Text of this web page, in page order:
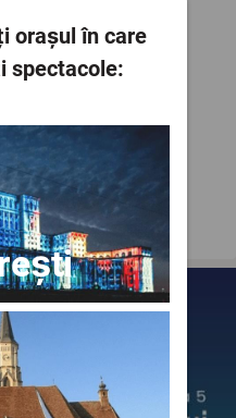
orașul în care
spectacole: